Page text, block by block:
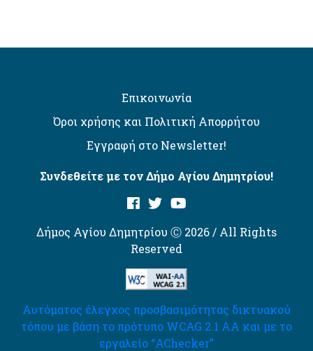
Επικοινωνία
Όροι χρήσης και Πολιτική Απορρήτου
Εγγραφή στο Newsletter!
Συνδεθείτε με τον Δήμο Αγίου Δημητρίου!
Δήμος Αγίου Δημητρίου Ⓒ 2026 / All Rights
Reserved
Αυτόματος έλεγχος προσβασιμότητας δικτυακού
τόπου με βάση το πρότυπο WCAG 2.1 AA και με το
εργαλείο “AChecker”